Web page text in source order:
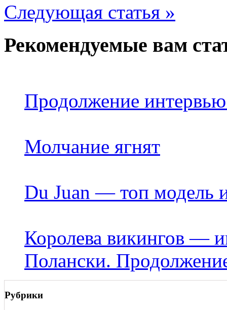
Следующая статья »
Рекомендуемые вам
Продолжение
Молчание ягнят
Du Juan — топ модель
Королева викингов —
Полански.
Рубрики